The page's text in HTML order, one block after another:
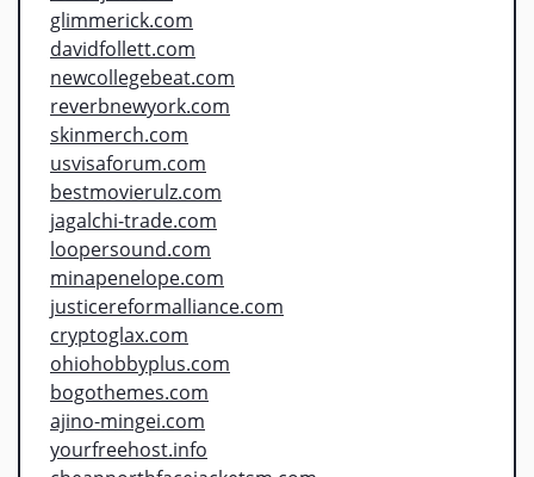
glimmerick.com
davidfollett.com
newcollegebeat.com
reverbnewyork.com
skinmerch.com
usvisaforum.com
bestmovierulz.com
jagalchi-trade.com
loopersound.com
minapenelope.com
justicereformalliance.com
cryptoglax.com
ohiohobbyplus.com
bogothemes.com
ajino-mingei.com
yourfreehost.info